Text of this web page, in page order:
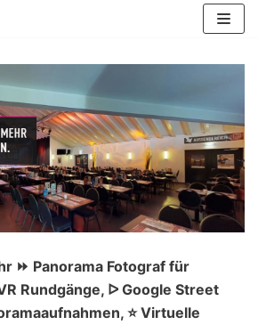
⏩ Panorama Fotograf für
Rundgänge, ᐅ Google Street
⭐ Virtuelle